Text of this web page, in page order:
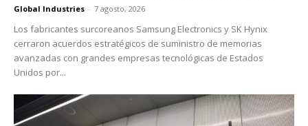
Global Industries - 7 agosto, 2026
Los fabricantes surcoreanos Samsung Electronics y SK Hynix
cerraron acuerdos estratégicos de suministro de memorias
avanzadas con grandes empresas tecnológicas de Estados
Unidos por...